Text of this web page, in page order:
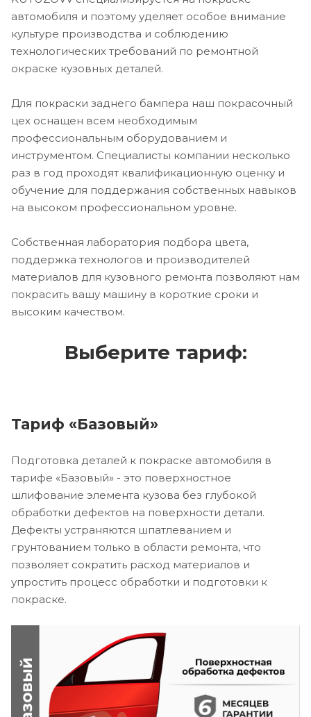
автомобиля и поэтому уделяет особое внимание
культуре производства и соблюдению
технологических требований по ремонтной
окраске кузовных деталей.
Для покраски заднего бампера наш покрасочный
цех оснащен всем необходимым
профессиональным оборудованием и
инструментом. Специалисты компании несколько
раз в год проходят квалификационную оценку и
обучение для поддержания собственных навыков
на высоком профессиональном уровне.
Собственная лаборатория подбора цвета,
поддержка технологов и производителей
материалов для кузовного ремонта позволяют нам
покрасить вашу машину в короткие сроки и
высоким качеством.
Выберите тариф:
Тариф «Базовый»
Подготовка деталей к покраске автомобиля в
тарифе «Базовый» - это поверхностное
шлифование элемента кузова без глубокой
обработки дефектов на поверхности детали.
Дефекты устраняются шпатлеванием и
грунтованием только в области ремонта, что
позволяет сократить расход материалов и
упростить процесс обработки и подготовки к
покраске.